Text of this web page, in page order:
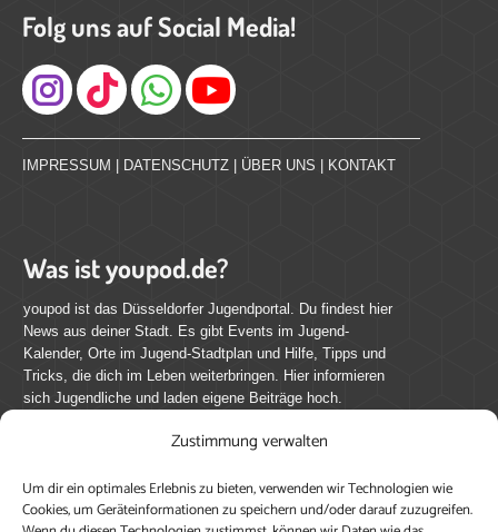
Zustimmung verwalten
Um dir ein optimales Erlebnis zu bieten, verwenden wir Technologien wie
Cookies, um Geräteinformationen zu speichern und/oder darauf zuzugreifen.
Folg uns auf Social Media!
Instagram
IMPRESSUM DATENSCHUTZ ÜBER UNS KONTAKT
Was ist youpod.de?
youpod ist das Düsseldorfer Jugendportal. Du findest hier
News aus deiner Stadt. Es gibt Events im Jugend-
Kalender, Orte im Jugend-Stadtplan und Hilfe, Tipps und
Tricks, die dich im Leben weiterbringen. Hier informieren
sich Jugendliche und laden eigene Beiträge hoch.
Mach mit bei youpod.de!
youpod.de lebt von Menschen wie dir. Sammel
journalistische Erfahrung, teile deine Perspektive und